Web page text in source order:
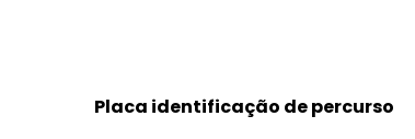
Placa identificação de percurso